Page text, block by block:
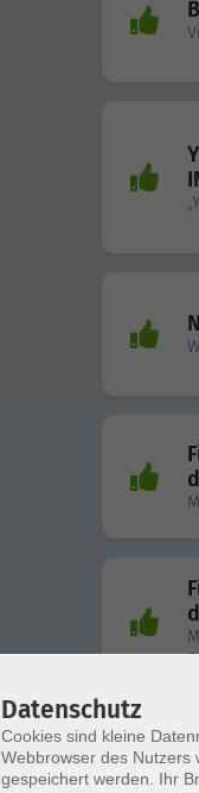
Datenschutz
Cookies sind kleine
Webbrowser des Nutzers
gespeichert werden. Ihr